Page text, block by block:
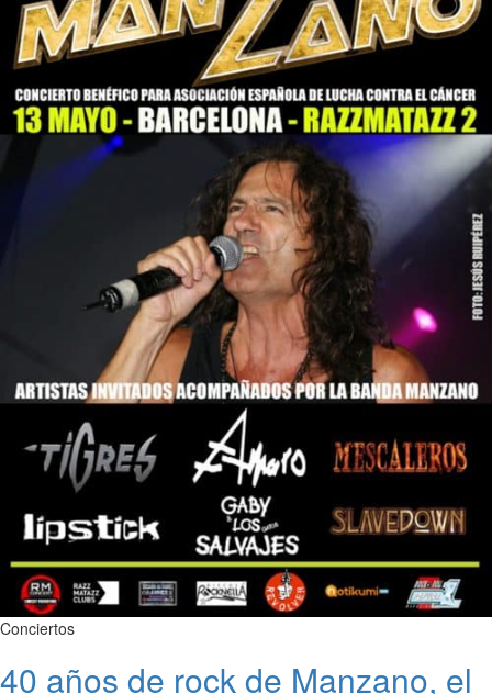
Conciertos
40 años de rock de Manzano, el